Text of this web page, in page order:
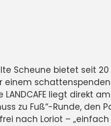
Scheune bietet seit 20
einem
liegt direkt
zu Fuß“-Runde, den
nach Loriot – „einfach